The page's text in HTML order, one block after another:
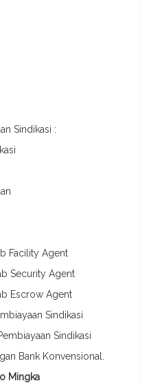
Sindikasi :
Facility Agent
Security Agent
Escrow Agent
Sindikasi
Sindikasi
Bank Konvensional.
Mingka